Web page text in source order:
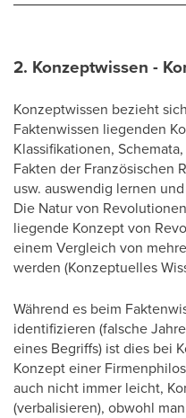
2. Konzeptwissen -
Konzeptwissen bezieht
Faktenwissen liegenden
Klassifikationen,
Fakten der Französischen
usw. auswendig lernen
Die Natur von
liegende Konzept von
einem Vergleich von
werden (Konzeptuelles
Während es beim
identifizieren (falsche
eines Begriffs) ist dies bei
Konzept einer
auch nicht immer leicht,
(verbalisieren), obwohl